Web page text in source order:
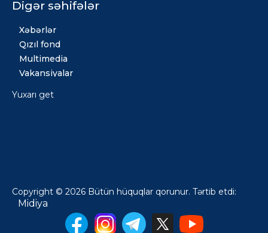
Digər səhifələr
Xəbərlər
Qızıl fond
Multimedia
Vakansiyalar
Copyright © 2026 Bütün hüquqlar qorunur. Tərtib etdi:
Midiya
Yuxarı get